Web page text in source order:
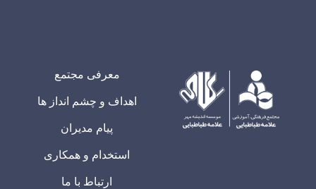
معرفی مجتمع
اهداف و چشم انداز ها
پیام مدیران
استخدام و همکاری
ارتباط با ما